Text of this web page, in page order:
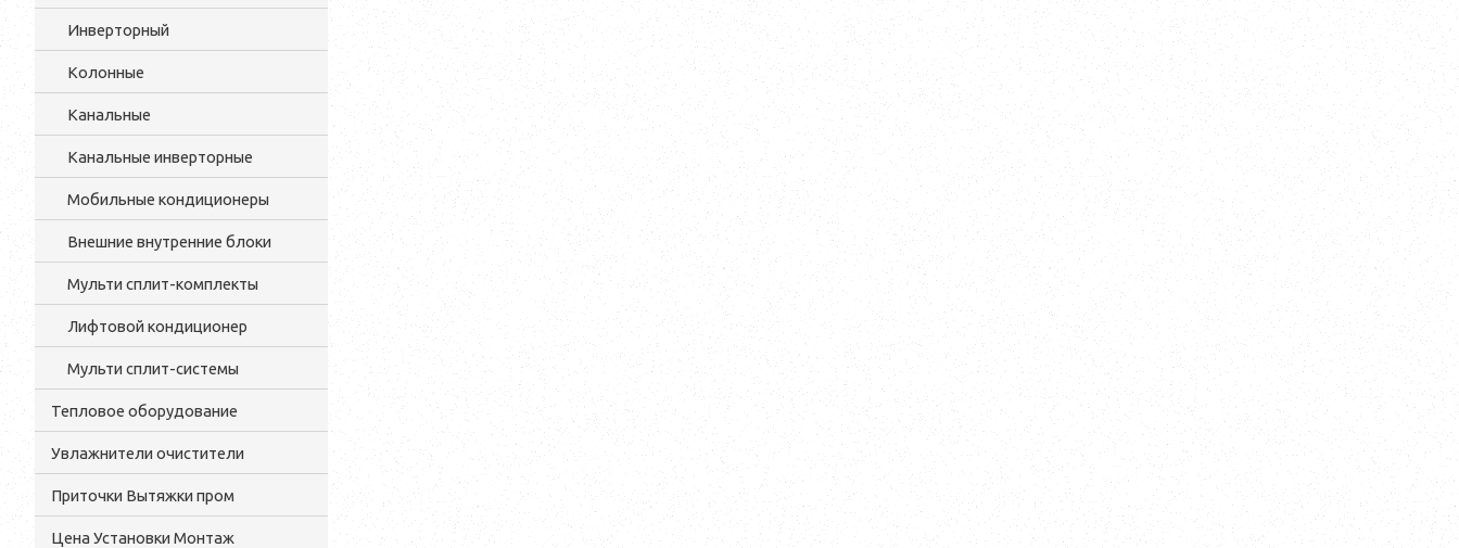
Инверторный
Колонные
Канальные
Канальные инверторные
Мобильные кондиционеры
Внешние внутренние блоки
Мульти cплит-комплекты
Лифтовой кондиционер
Мульти сплит-системы
Тепловое оборудование
Увлажнители очистители
Приточки Вытяжки пром
Цена Установки Монтаж